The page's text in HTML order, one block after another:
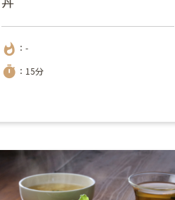
whatshot ：-
timer ：15分